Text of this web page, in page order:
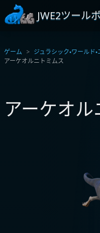
JWE2ツール
ゲーム ジュラシック・ワールド
アーケオルニトミムス
アーケオ